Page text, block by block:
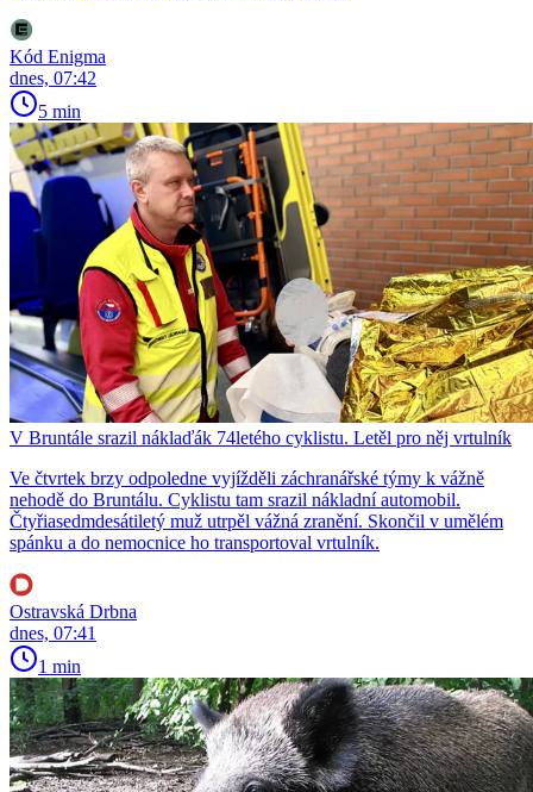
Kód Enigma
dnes, 07:42
5 min
V Bruntále srazil náklaďák 74letého cyklistu. Letěl pro něj vrtulník
Ve čtvrtek brzy odpoledne vyjížděli záchranářské týmy k vážně
nehodě do Bruntálu. Cyklistu tam srazil nákladní automobil.
Čtyřiasedmdesátiletý muž utrpěl vážná zranění. Skončil v umělém
spánku a do nemocnice ho transportoval vrtulník.
Ostravská Drbna
dnes, 07:41
1 min